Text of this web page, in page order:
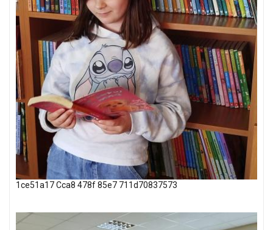
1ce51a17 Cca8 478f 85e7 711d70837573